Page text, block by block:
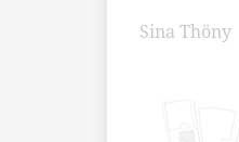
Sina Thöny